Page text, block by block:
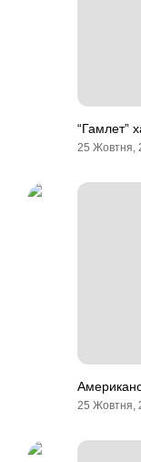
“Гамлет”
25 Жовтня,
25 Жовтня,